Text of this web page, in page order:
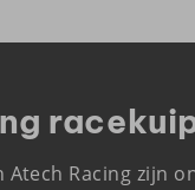
Atech Racing zijn